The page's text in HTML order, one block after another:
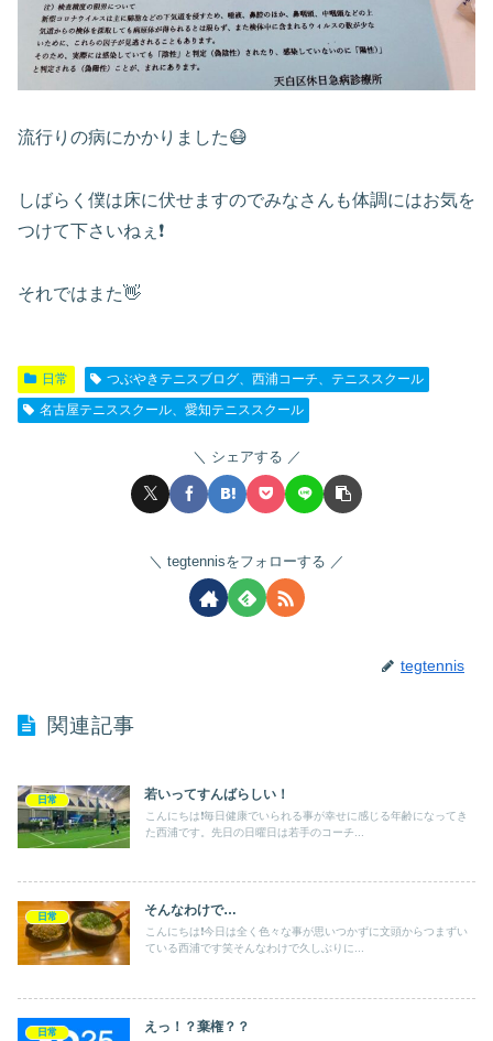
流行りの病にかかりました😷
しばらく僕は床に伏せますのでみなさんも体調にはお気を
つけて下さいねぇ❗️
それではまた👋
日常
つぶやきテニスブログ、西浦コーチ、テニススクール
名古屋テニススクール、愛知テニススクール
シェアする
tegtennisをフォローする
tegtennis
関連記事
日常 若いってすんばらしい！
こんにちは❗️毎日健康でいられる事が幸せに感じる年齢になってき
た西浦です。先日の日曜日は若手のコーチ...
日常 そんなわけで…
こんにちは❗️今日は全く色々な事が思いつかずに文頭からつまずい
ている西浦です笑そんなわけで久しぶりに...
日常 えっ！？棄権？？